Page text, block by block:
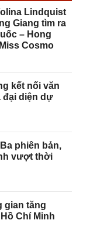
Lindquist
Giang tìm ra
– Hong
Cosmo
kết nối văn
đại diện dự
phiên bản,
vượt thời
gian tăng
Chí Minh